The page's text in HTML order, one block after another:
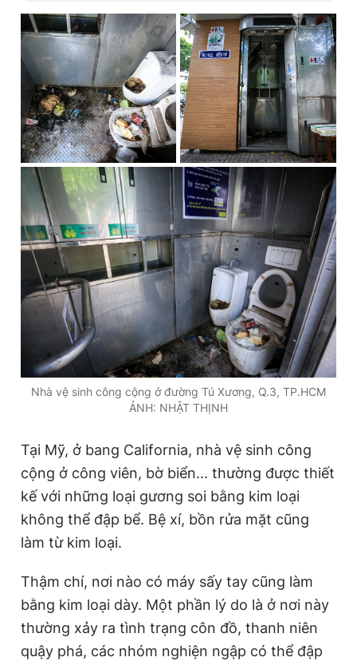
Nhà vệ sinh công cộng ở đường Tú Xương, Q.3, TP.HCM
ẢNH: NHẬT THỊNH
Tại Mỹ, ở bang California, nhà vệ sinh công
cộng ở công viên, bờ biển... thường được thiết
kế với những loại gương soi bằng kim loại
không thể đập bể. Bệ xí, bồn rửa mặt cũng
làm từ kim loại.
Thậm chí, nơi nào có máy sấy tay cũng làm
bằng kim loại dày. Một phần lý do là ở nơi này
thường xảy ra tình trạng côn đồ, thanh niên
quậy phá, các nhóm nghiện ngập có thể đập